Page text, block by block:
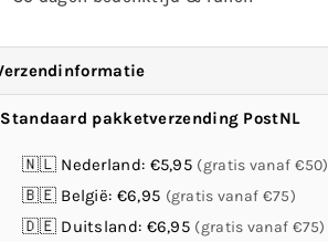
Standaard pakketverzending PostNL
🇳🇱 Nederland: €5,95 (gratis vanaf €50)
🇧🇪 België: €6,95 (gratis vanaf €75)
🇩🇪 Duitsland: €6,95 (gratis vanaf €75)